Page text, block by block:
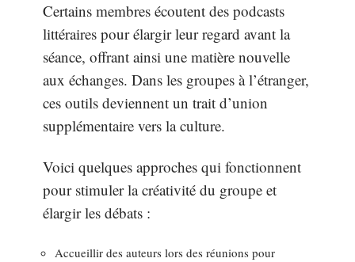
Certains membres écoutent des podcasts
littéraires pour élargir leur regard avant la
séance, offrant ainsi une matière nouvelle
aux échanges. Dans les groupes à l’étranger,
ces outils deviennent un trait d’union
supplémentaire vers la culture.
Voici quelques approches qui fonctionnent
pour stimuler la créativité du groupe et
élargir les débats :
Accueillir des auteurs lors des réunions pour